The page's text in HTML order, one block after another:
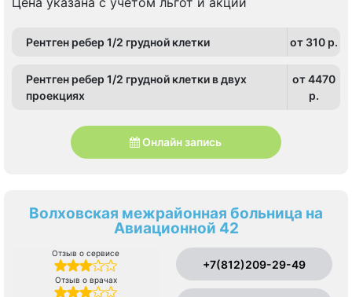
Рентген ребер 1/2 грудной клетки от 310 p.
Рентген ребер 1/2 грудной клетки в двух
проекциях
от 4470
p.
Онлайн запись
Волховская межрайонная больница на
Авиационной 42
Отзыв о сервисе
Отзыв о врачах
+7(812)209-29-49